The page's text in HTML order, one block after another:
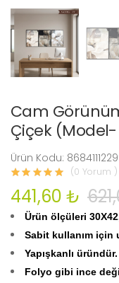
Cam
Çiçek (Model-
Ürün Kodu:
(0 Yorum )
441,60 ₺
Ürün ölçüleri
Sabit kullanım için
Yapışkanlı üründür.
Folyo gibi ince